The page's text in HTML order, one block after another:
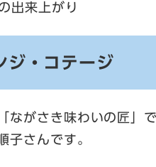
出来上がり
ジ・コテージ
ながさき味わいの匠」
子さんです。